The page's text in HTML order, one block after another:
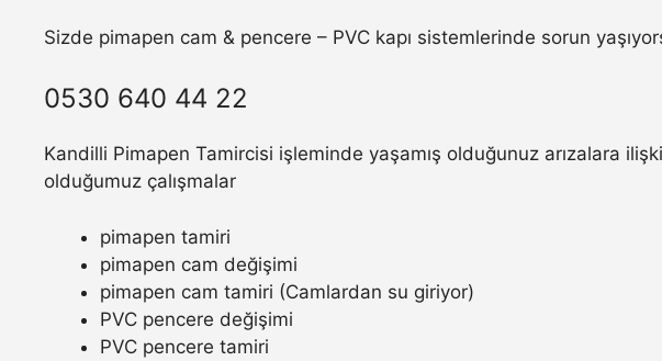
Sizde pimapen cam & pencere – PVC kapı sistemlerinde sorun
0530 640 44 22
Kandilli Pimapen Tamircisi işleminde yaşamış olduğunuz arızalara
olduğumuz çalışmalar
pimapen tamiri
pimapen cam değişimi
pimapen cam tamiri (Camlardan su giriyor)
PVC pencere değişimi
PVC pencere tamiri